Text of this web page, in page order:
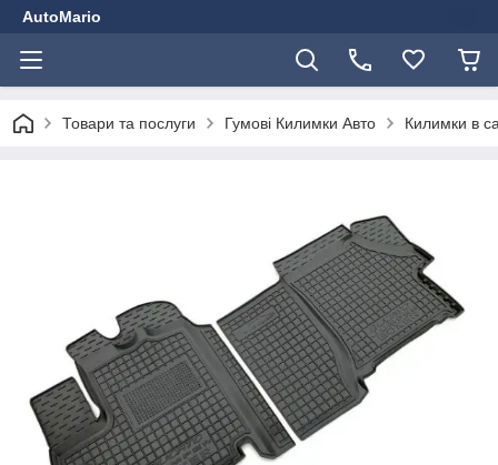
AutoMario
Товари та послуги Гумові Килимки Авто Килимки в